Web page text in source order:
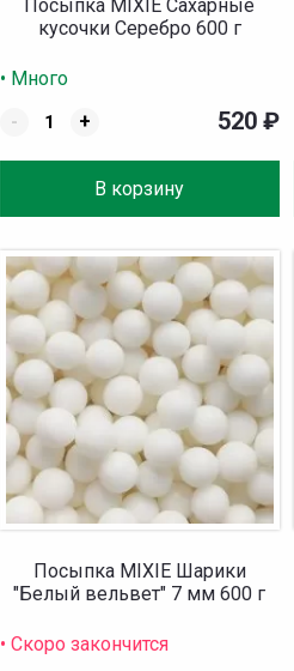
Посыпка MIXIE Сахарные
кусочки Серебро 600 г
• Много
-
+
В корзину
520 ₽
Посыпка MIXIE Шарики
"Белый вельвет" 7 мм 600 г
• Скоро закончится